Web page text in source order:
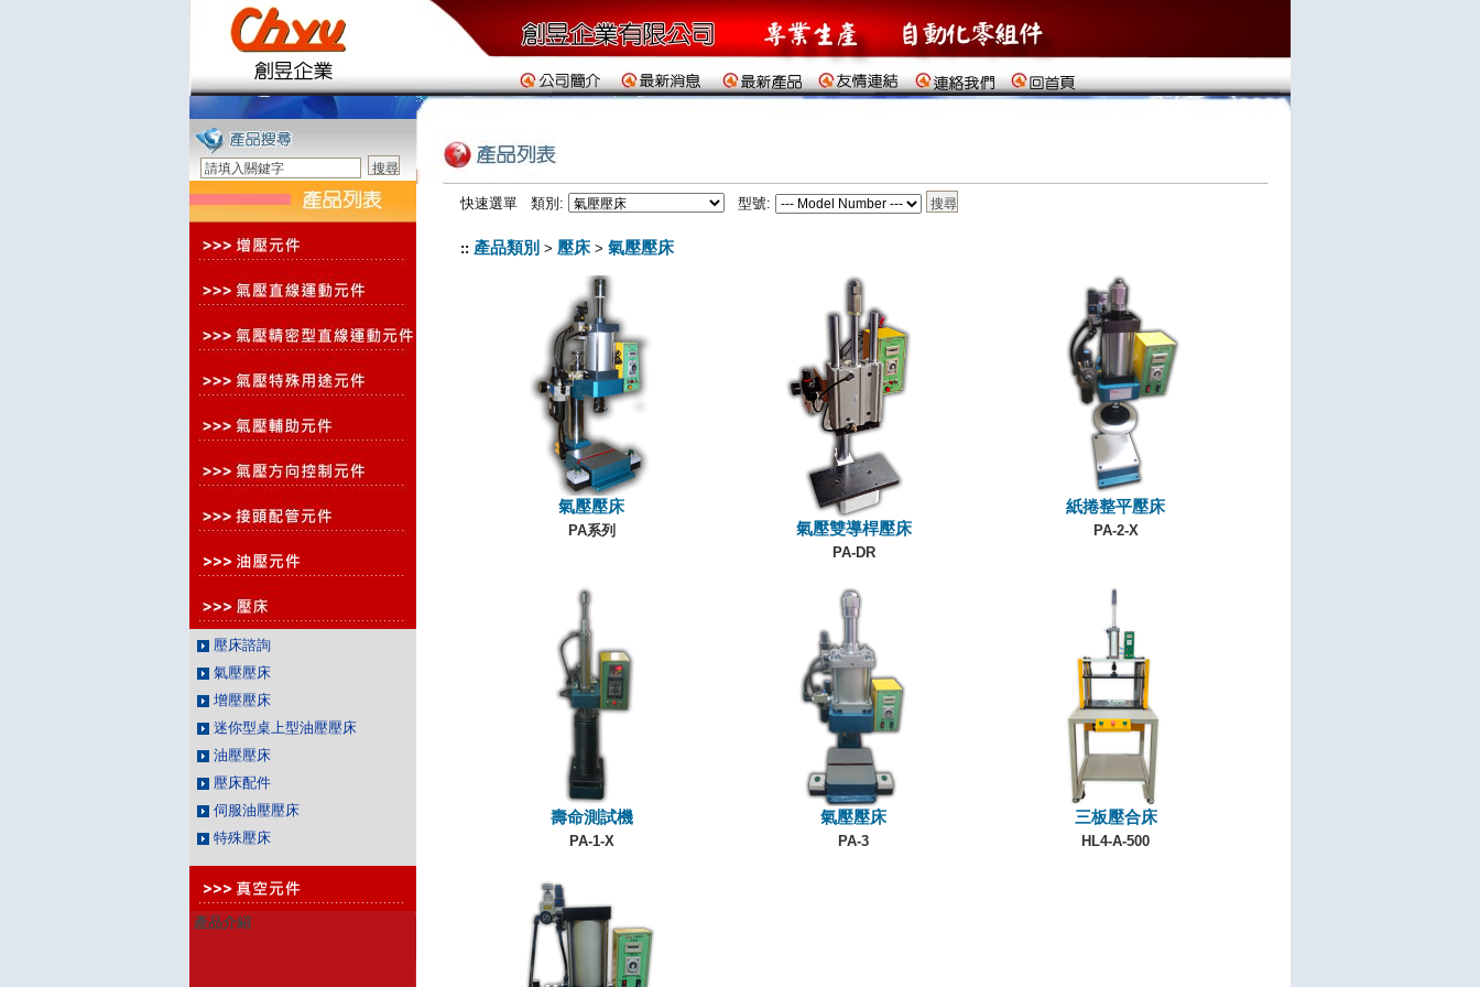
壓床諮詢
氣壓壓床
增壓壓床
迷你型桌上型油壓壓床
油壓壓床
壓床配件
伺服油壓壓床
特殊壓床
產品介紹
快速選單 類別: 型號:
:: 產品類別 > 壓床 > 氣壓壓床
氣壓壓床
PA系列 氣壓雙導桿壓床
PA-DR
紙捲整平壓床
PA-2-X
壽命測試機
PA-1-X
氣壓壓床
PA-3
三板壓合床
HL4-A-500